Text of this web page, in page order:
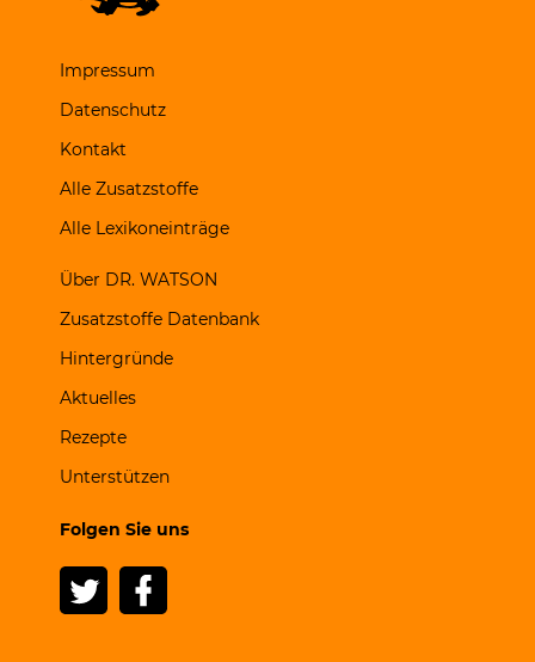
Impressum
Datenschutz
Kontakt
Alle Zusatzstoffe
Alle Lexikoneinträge
Über DR. WATSON
Zusatzstoffe Datenbank
Hintergründe
Aktuelles
Rezepte
Unterstützen
Folgen Sie uns